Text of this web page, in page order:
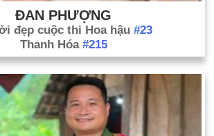
ĐAN PHƯỢNG
đẹp cuộc thi Hoa hậu #23
Thanh Hóa #215